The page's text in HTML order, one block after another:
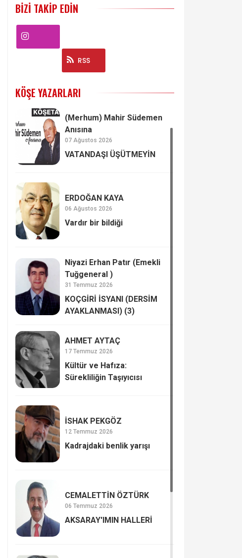
BIZI TAKIP EDIN
RSS
KÖŞE YAZARLARI
(Merhum) Mahir Südemen
Anısına
07 Ağustos 2026
VATANDAŞI ÜŞÜTMEYİN
ERDOĞAN KAYA
06 Ağustos 2026
Vardır bir bildiği
Niyazi Erhan Patır (Emekli
Tuğgeneral )
31 Temmuz 2026
KOÇGİRİ İSYANI (DERSİM
AYAKLANMASI) (3)
AHMET AYTAÇ
17 Temmuz 2026
Kültür ve Hafıza:
Sürekliliğin Taşıyıcısı
İSHAK PEKGÖZ
12 Temmuz 2026
Kadrajdaki benlik yarışı
CEMALETTİN ÖZTÜRK
06 Temmuz 2026
AKSARAY'IMIN HALLERİ